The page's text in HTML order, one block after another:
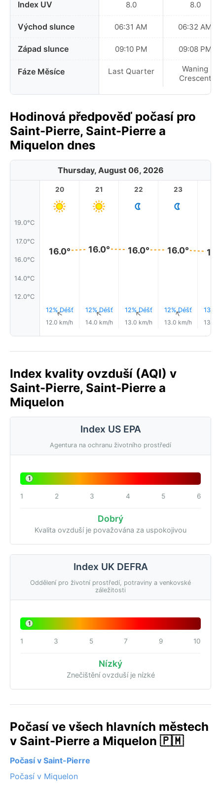
Index UV
Východ slunce
Západ slunce
Fáze Měsíce
8.0
06:31 AM
09:10 PM
Last Quarter
8.0
06:32 AM
09:08 PM
Waning
Crescent
Hodinová předpověď počasí pro
Saint-Pierre, Saint-Pierre a
Miquelon dnes
Thursday, August 06, 2026
19.0°C
17.0°C
16.0°C
14.0°C
12.0°C
20
16.0°
12% Déšť
↑
12.0 km/h
21
16.0°
12% Déšť
↑
14.0 km/h
22
16.0°
12% Déšť
↑
13.0 km/h
23
16.0°
12% Déšť
↑
13.0 km/h
13%
13.0
Index kvality ovzduší (AQI) v
Saint-Pierre, Saint-Pierre a
Miquelon
Index US EPA
Agentura na ochranu životního prostředí
1
1 2 3 4 5 6
Dobrý
Kvalita ovzduší je považována za uspokojivou
Index UK DEFRA
Oddělení pro životní prostředí, potraviny a venkovské
záležitosti
1
1 3 5 7 9 10
Nízký
Znečištění ovzduší je nízké
Počasí ve všech hlavních městech
v Saint-Pierre a Miquelon 🇵🇲
Počasí v Saint-Pierre
Počasí v Miquelon